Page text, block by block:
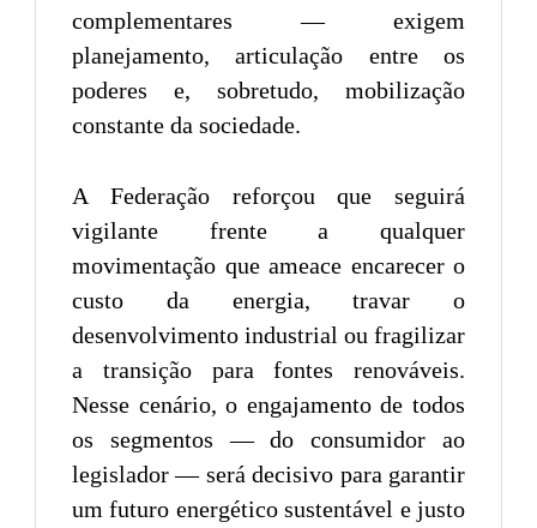
complementares — exigem
planejamento, articulação entre os
poderes e, sobretudo, mobilização
constante da sociedade.
A Federação reforçou que seguirá
vigilante frente a qualquer
movimentação que ameace encarecer o
custo da energia, travar o
desenvolvimento industrial ou fragilizar
a transição para fontes renováveis.
Nesse cenário, o engajamento de todos
os segmentos — do consumidor ao
legislador — será decisivo para garantir
um futuro energético sustentável e justo